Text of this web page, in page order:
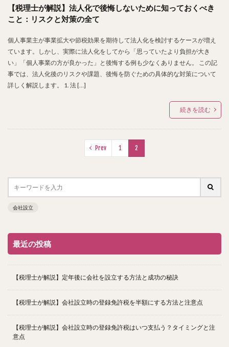
【税理士が解説】法人化で後悔しないために知っておくべき
こと：リスクと対策の全て
個人事業主が事業拡大や節税効果を期待して法人化を検討するケースが増え
ています。しかし、実際に法人化をしてから「思っていたより負担が大き
い」「個人事業の方が良かった」と後悔する例も少なくありません。 この記
事では、法人化後のリスクや課題、後悔を防ぐための具体的な対策について
詳しく解説します。 1. 法 […]
続きを読む
Prev 1 2
会社設立
最近の投稿
【税理士が解説】定年後に会社を設立する方法と成功の秘訣
【税理士が解説】会社設立時の登録免許税を半額にする方法と注意点
【税理士が解説】会社設立時の登録免許税はいつ支払う？タイミングと注
意点